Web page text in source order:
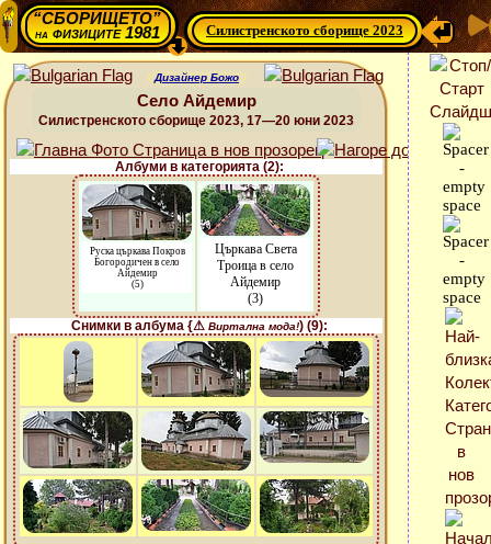
“СБОРИЩЕТО”
нафизиците 1981 Силистренското сборище 2023
Дизайнер Божо
Село Айдемир
Силистренското сборище 2023, 17—20 юни 2023
Албуми в категорията (2):
Руска църкава Покров
Богородичен в село
Айдемир
(5)
Църкава Света
Троица в село
Айдемир
(3)
Снимки в албума {⚠ Виртална мода!) (9):